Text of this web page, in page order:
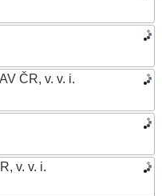
ČR, v. v. i.
v. v. i.